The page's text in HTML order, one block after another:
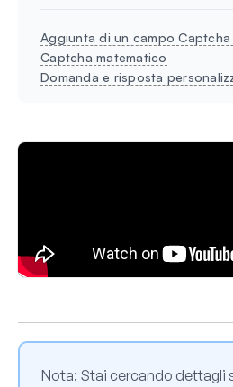
Aggiunta di un campo
Captcha matematico
Domanda e risposta
Nota: Stai cercando dettagli